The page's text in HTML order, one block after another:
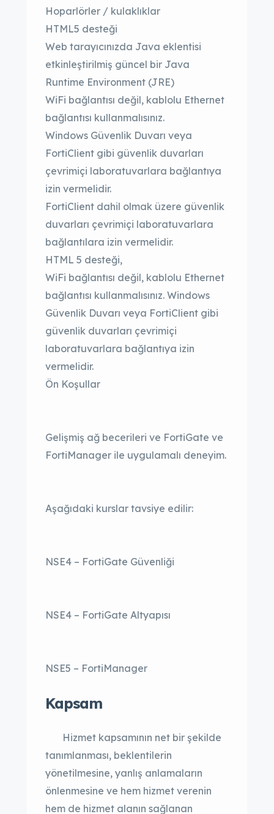
Hoparlörler / kulaklıklar
HTML5 desteği
Web tarayıcınızda Java eklentisi
etkinleştirilmiş güncel bir Java
Runtime Environment (JRE)
WiFi bağlantısı değil, kablolu Ethernet
bağlantısı kullanmalısınız.
Windows Güvenlik Duvarı veya
FortiClient gibi güvenlik duvarları
çevrimiçi laboratuvarlara bağlantıya
izin vermelidir.
FortiClient dahil olmak üzere güvenlik
duvarları çevrimiçi laboratuvarlara
bağlantılara izin vermelidir.
HTML 5 desteği,
WiFi bağlantısı değil, kablolu Ethernet
bağlantısı kullanmalısınız. Windows
Güvenlik Duvarı veya FortiClient gibi
güvenlik duvarları çevrimiçi
laboratuvarlara bağlantıya izin
vermelidir.
Ön Koşullar
Gelişmiş ağ becerileri ve FortiGate ve
FortiManager ile uygulamalı deneyim.
Aşağıdaki kurslar tavsiye edilir:
NSE4 – FortiGate Güvenliği
NSE4 – FortiGate Altyapısı
NSE5 – FortiManager
Kapsam
Hizmet kapsamının net bir şekilde
tanımlanması, beklentilerin
yönetilmesine, yanlış anlamaların
önlenmesine ve hem hizmet verenin
hem de hizmet alanın sağlanan